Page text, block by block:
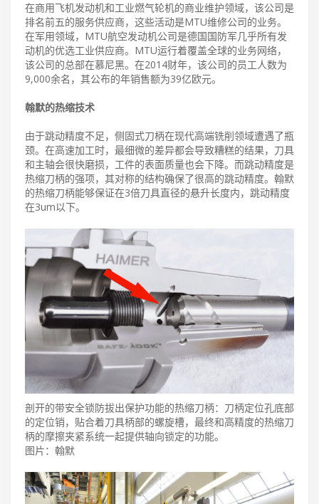
在商用飞机发动机和工业燃气轮机的商业维护领域，该公司是
排名前五的服务供应商，这些活动是MTU维修公司的业务。
在军用领域，MTU航空发动机公司是德国国防军几乎所有发
动机的优选工业供应商。MTU运行着覆盖全球的业务网络，
该公司的总部在慕尼黑。在2014财年，该公司的员工人数为
9,000余名，其公布的年销售额为39亿欧元。
翰默的热缩技术
由于跳动精度不足，侧固式刀柄在现代高端铣削领域遭遇了瓶
颈。在高速加工时，最细微的差异都会导致糟糕的结果，刀具
和主轴会很快磨损，工件的表面质量也会下降。而跳动精度是
热缩刀柄的强项，其对称的结构确保了很高的跳动精度。翰默
的热缩刀柄能够保证在3倍刀具直径的悬升长度内，跳动精度
在3um以下。
剖开的带安全锁防拔出保护功能的热缩刀柄：刀柄定位孔底部
的定位销，贴合着刀具柄部的螺旋槽，最终和高精度的热缩刀
柄的摩擦夹紧系统一起提供轴向锁定的功能。
图片：翰默